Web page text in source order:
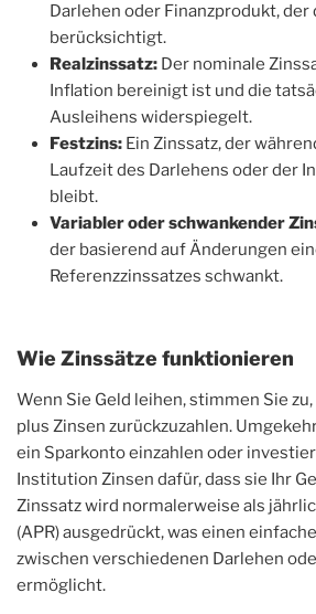
Darlehen oder Finanzprodukt, der
berücksichtigt.
Realzinssatz: Der nominale
Inflation bereinigt ist und die
Ausleihens widerspiegelt.
Festzins: Ein Zinssatz, der
Laufzeit des Darlehens oder der
bleibt.
Variabler oder schwankender
der basierend auf Änderungen
Referenzzinssatzes schwankt.
Wie Zinssätze funktionieren
Wenn Sie Geld leihen, stimmen Sie
plus Zinsen zurückzuzahlen.
ein Sparkonto einzahlen oder
Institution Zinsen dafür, dass sie Ihr
Zinssatz wird normalerweise als
(APR) ausgedrückt, was einen
zwischen verschiedenen Darlehen
ermöglicht.